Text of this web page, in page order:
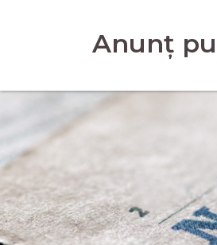
Anunț